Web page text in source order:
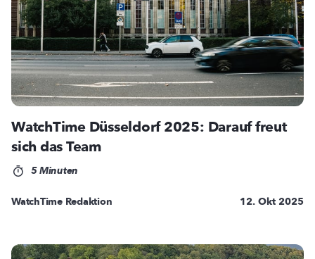
WatchTime Düsseldorf 2025: Darauf freut
sich das Team
5 Minuten
WatchTime Redaktion 12. Okt 2025